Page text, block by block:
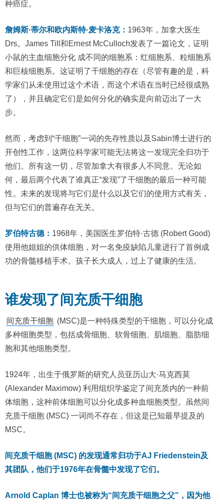
种癌症。
詹姆斯·蒂尔和欧内斯特·麦卡洛克： 1963年，加拿大医生
Drs。James Till和Ernest McCulloch发表了一篇论文，证明
小鼠的主血细胞分化 成不同的细胞系：红细胞系、粒细胞系
和巨核细胞系。这证明了干细胞的存在（尽管有趣的是，科
学家们从未使用过这个术语，而这个术语在当时已经很成熟
了），并且确定它们是如何分化的确实是向前迈出了一大
步。
然而，考虑到“干细胞”一词的先存性质以及Sabin博士进行的
开创性工作，这两位科学家可能无法将这一发现完全归功于
他们。所有这一切，尽管加拿大有很多人不同意。无论如
何，最后两个代表了谁真正“发现”了干细胞的最后一种可能
性。未来的发现将与它们是什么以及它们的使用方式有关，
但与它们的普遍存在无关。
罗伯特古德： 1968年，美国医生罗伯特·古德 (Robert Good)
使用他姐姐的供体细胞，对一名免疫缺陷儿童进行了首例成
功的骨髓移植手术。孩子长大成人，过上了健康的生活。
谁发现了间充质干细胞
间充质干细胞 (MSC)是一种特殊类型的干细胞，可以分化成
多种细胞类型，包括成骨细胞、软骨细胞、肌细胞、脂肪细
胞和其他细胞类型。
1924年，出生于俄罗斯的研究人员亚历山大·马克西莫
(Alexander Maximow) 利用组织学鉴定了间充质内的一种前
体细胞，这种前体细胞可以分化成多种血细胞类型。虽然间
充质干细胞 (MSC) 一词尚不存在，但这是已知最早提及的
MSC。
间充质干细胞 (MSC) 的发现通常归功于AJ Friedenstein及
其团队，他们于1976年在骨髓中发现了它们。
Arnold Caplan 博士也被称为“间充质干细胞之父”，因为他